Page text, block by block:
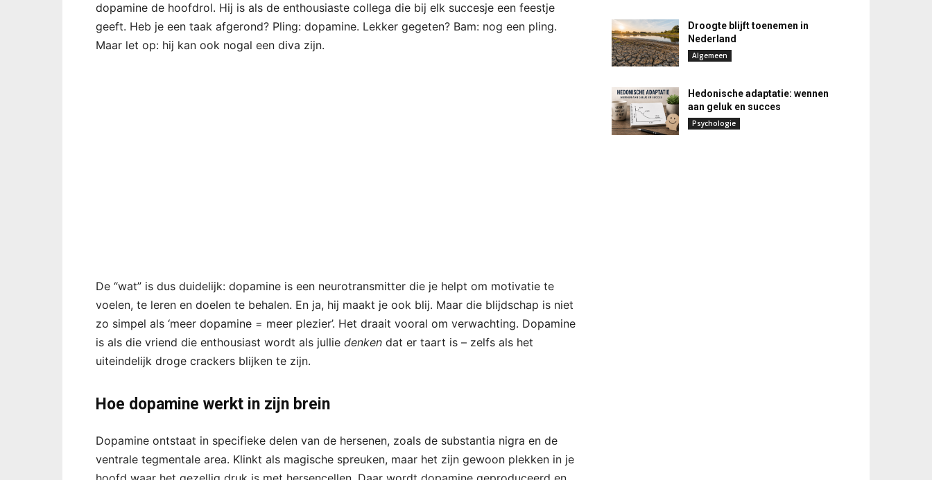
dopamine de hoofdrol. Hij is als de enthousiaste collega die bij elk succesje een feestje
geeft. Heb je een taak afgerond? Pling: dopamine. Lekker gegeten? Bam: nog een pling.
Maar let op: hij kan ook nogal een diva zijn.
De “wat” is dus duidelijk: dopamine is een neurotransmitter die je helpt om motivatie te
voelen, te leren en doelen te behalen. En ja, hij maakt je ook blij. Maar die blijdschap is niet
zo simpel als ‘meer dopamine = meer plezier’. Het draait vooral om verwachting. Dopamine
is als die vriend die enthousiast wordt als jullie denken dat er taart is – zelfs als het
uiteindelijk droge crackers blijken te zijn.
Hoe dopamine werkt in zijn brein
Dopamine ontstaat in specifieke delen van de hersenen, zoals de substantia nigra en de
ventrale tegmentale area. Klinkt als magische spreuken, maar het zijn gewoon plekken in je
Droogte blijft toenemen in
Nederland
Algemeen
Hedonische adaptatie: wennen
aan geluk en succes
Psychologie